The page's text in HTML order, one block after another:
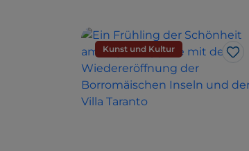
Kunst und Kultur
Like